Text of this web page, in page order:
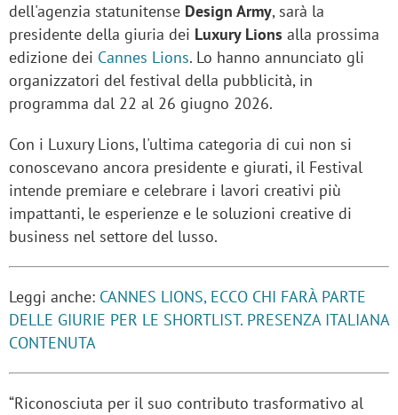
dell'agenzia statunitense Design Army, sarà la
presidente della giuria dei Luxury Lions alla prossima
edizione dei Cannes Lions. Lo hanno annunciato gli
organizzatori del festival della pubblicità, in
programma dal 22 al 26 giugno 2026.
Con i Luxury Lions, l'ultima categoria di cui non si
conoscevano ancora presidente e giurati, il Festival
intende premiare e celebrare i lavori creativi più
impattanti, le esperienze e le soluzioni creative di
business nel settore del lusso.
Leggi anche: CANNES LIONS, ECCO CHI FARÀ PARTE
DELLE GIURIE PER LE SHORTLIST. PRESENZA ITALIANA
CONTENUTA
“Riconosciuta per il suo contributo trasformativo al